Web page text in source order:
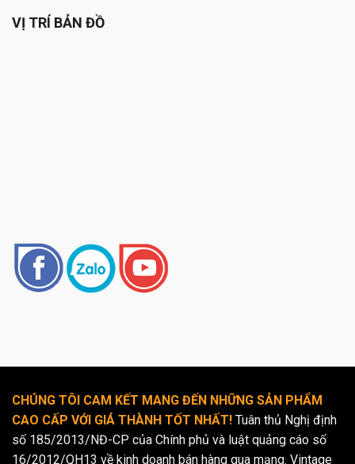
VỊ TRÍ BẢN ĐỒ
CHÚNG TÔI CAM KẾT MANG ĐẾN NHỮNG SẢN PHẨM
CAO CẤP VỚI GIÁ THÀNH TỐT NHẤT! Tuân thủ Nghị định
số 185/2013/NĐ-CP của Chính phủ và luật quảng cáo số
16/2012/QH13 về kinh doanh bán hàng qua mạng. Vintage